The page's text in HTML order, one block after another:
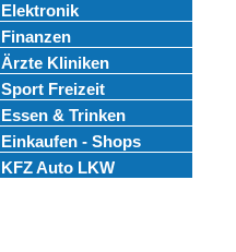
Elektronik
Finanzen
Ärzte Kliniken
Sport Freizeit
Essen & Trinken
Einkaufen - Shops
KFZ Auto LKW